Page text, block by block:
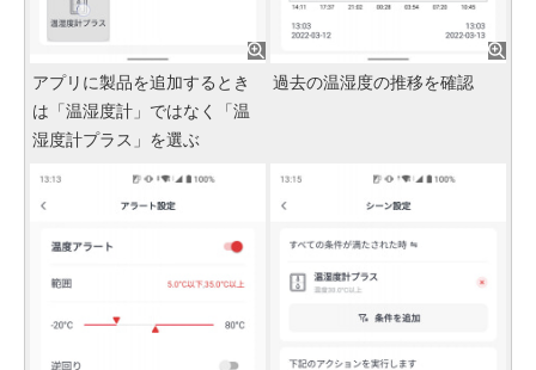
アプリに製品を追加するとき
は「温湿度計」ではなく「温
湿度計プラス」を選ぶ
過去の温湿度の推移を確認